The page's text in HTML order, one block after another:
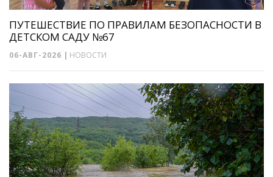
ПУТЕШЕСТВИЕ ПО ПРАВИЛАМ БЕЗОПАСНОСТИ В
ДЕТСКОМ САДУ №67
06-АВГ-2026 | НОВОСТИ